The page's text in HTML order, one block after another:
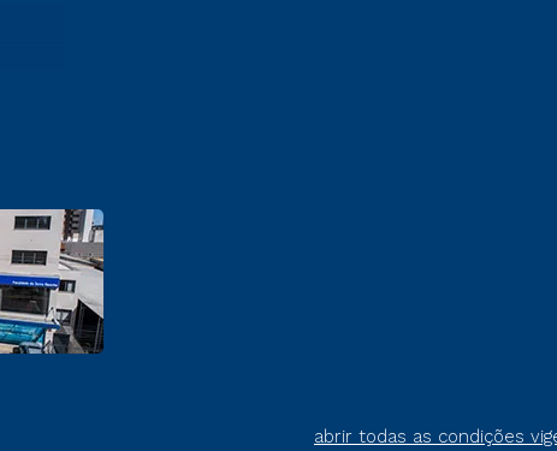
abrir todas as condições